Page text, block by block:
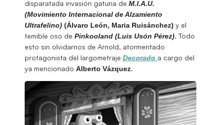
disparatada invasión gatuna de M.I.A.U.
(Movimiento Internacional de Alzamiento
Ultrafelino) (Álvaro León, Maria Ruisánchez) y el
temible oso de Pinkooland (Luis Usón Pérez). Todo
esto sin olvidarnos de Arnold, atormentado
protagonista del largometraje Decorado a cargo del
ya mencionado Alberto Vázquez.